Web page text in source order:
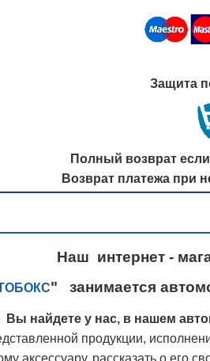
Защита
Полный возврат
Возврат платежа при
Наш интернет -
" занимается
Вы найдете у нас, в нашем
продукции,